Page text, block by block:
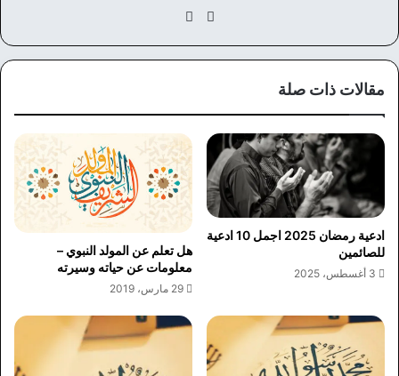
موق
الويوك
مقالات ذات صلة
ادعية رمضان 2025 اجمل 10 ادعية
للصائمين
3 أغسطس، 2025
هل تعلم عن المولد النبوي –
معلومات عن حياته وسيرته
29 مارس، 2019